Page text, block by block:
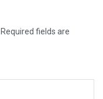
Required fields are